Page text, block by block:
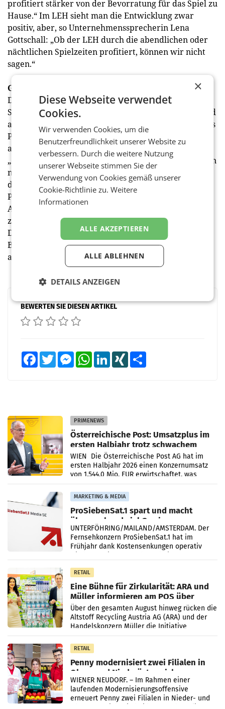
profitiert stärker von der Bevorratung für das Spiel zu
Hause.“ Im LEH sieht man die Entwicklung zwar
positiv, aber, so Unternehmenssprecherin Lena
Gottschall: „Ob der LEH durch die abendlichen oder
nächtlichen Spielzeiten profitiert, können wir nicht
sagen.“
Gemischte Gefühle
Der Getränkekonsum ist „stark vom Wetter abhängig.
Sofern der Sommer 2026 wettertechnisch besser wird
als 2025, erwarten wir für den Sommer ein deutliches
Plus zum Vorjahr.“ Die Rolle des Wetters bestätigt
auch die Rewe Gruppe auf Anfrage, stellt aber fest:
„Aktuell sehen wir weder bei alkoholfreien Getränken
noch bei Bier signifikante Nachfrageänderungen.“ In
der Brauwirtschaft hofft man dennoch, dass die K.-o.-
Phase zusätzliche Impulse bringt. Ein vermehrter
Absatz würde aber aufgrund mehrerer Parameter
zustande kommen, etwa auch durch die Urlaubszeit.
Die Weltmeisterschaft ist zwar eine Chance für die
Branche, sich zu inszenieren – ein Volltreffer ist sie
aber keinesfalls.
BEWERTEN SIE DIESEN ARTIKEL
FacebookTwitter MessengerWhatsAppLinkedInXING
PRIMENEWS
Österreichische Post: Umsatzplus im
ersten Halbjahr trotz schwachem
Briefgeschäft
WIEN Die Österreichische Post AG hat im
ersten Halbjahr 2026 einen Konzernumsatz
von 1.544,0 Mio. EUR erwirtschaftet, was
einem Plus von 3,8 Prozent gegenüber dem
Vergleichszeitraum
MARKETING & MEDIA
ProSiebenSat.1 spart und macht
überraschend viel Gewinn
UNTERFÖHRING/MAILAND/AMSTERDAM. Der
Fernsehkonzern ProSiebenSat.1 hat im
Frühjahr dank Kostensenkungen operativ
RETAIL
Eine Bühne für Zirkularität: ARA und
Müller informieren am POS über
Kreislauffähigkeit
Über den gesamten August hinweg rücken die
Altstoff Recycling Austria AG (ARA) und der
Handelskonzern Müller die Initiative
„Kreislauf-Helden“ in allen österreichischen
Müller-Filialen
RETAIL
Penny modernisiert zwei Filialen in
Ober- und Niederösterreich
WIENER NEUDORF. – Im Rahmen einer
laufenden Modernisierungsoffensive
erneuert Penny zwei Filialen in Nieder- und
×
Diese Webseite verwendet
Cookies.
Wir verwenden Cookies, um die
Benutzerfreundlichkeit unserer Website zu
verbessern. Durch die weitere Nutzung
unserer Webseite stimmen Sie der
Verwendung von Cookies gemäß unserer
Cookie-Richtlinie zu.Weitere
Informationen
ALLE AKZEPTIEREN
ALLE ABLEHNEN
DETAILS ANZEIGEN